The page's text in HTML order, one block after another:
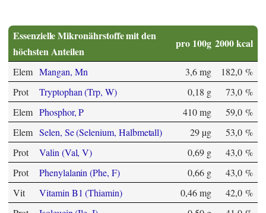
Essenzielle Mikronährstoffe mit den
höchsten Anteilen
pro 100g 2000 kcal
Elem Mangan, Mn 3,6 mg
182,0 %
Prot
Tryptophan (Trp, W) 0,18 g
73,0 %
Elem Phosphor, P 410 mg
59,0 %
Elem Selen, Se (Selenium, Halbmetall) 29 µg
53,0 %
Prot
Valin (Val, V) 0,69 g
43,0 %
Prot
Phenylalanin (Phe, F) 0,66 g
43,0 %
Vit
Vitamin B1 (Thiamin) 0,46 mg
42,0 %